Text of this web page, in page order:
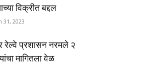
विक्रीत बद्दल
31, 2023
प्रशासन नरमले २
मागितला वेळ